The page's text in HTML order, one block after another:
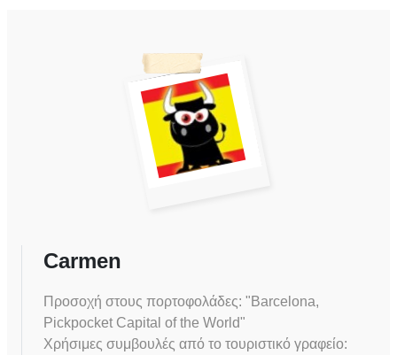
Carmen
Προσοχή στους πορτοφολάδες: "Barcelona,
Pickpocket Capital of the World"
Χρήσιμες συμβουλές από το τουριστικό γραφείο: